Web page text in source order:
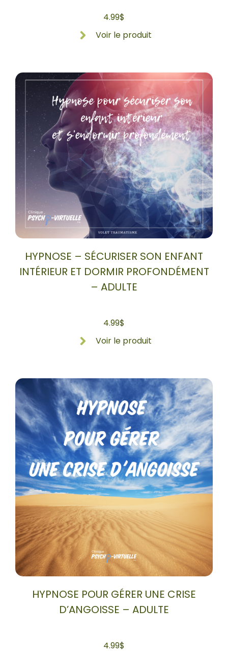
4.99$
Voir le produit
HYPNOSE – SÉCURISER SON ENFANT
INTÉRIEUR ET DORMIR PROFONDÉMENT
– ADULTE
4.99$
Voir le produit
HYPNOSE POUR GÉRER UNE CRISE
D’ANGOISSE – ADULTE
4.99$